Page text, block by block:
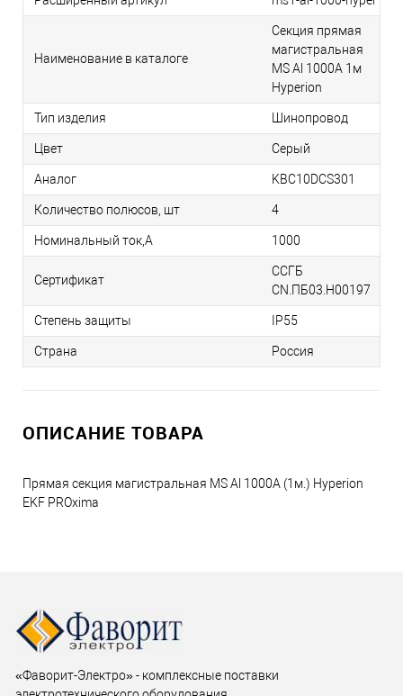
Наименование в каталоге
Секция прямая
магистральная
MS Al 1000A 1м
Hyperion
Тип изделия Шинопровод
Цвет Серый
Аналог KBC10DCS301
Количество полюсов, шт 4
Номинальный ток,А 1000
Сертификат
ССГБ
CN.ПБ03.H00197
Степень защиты IP55
Страна Россия
ОПИСАНИЕ ТОВАРА
Прямая секция магистральная MS Al 1000A (1м.) Hyperion
EKF PROxima
«Фаворит-Электро» - комплексные поставки